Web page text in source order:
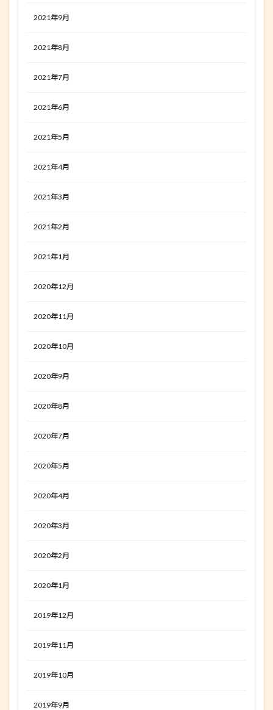
2021年9月
2021年8月
2021年7月
2021年6月
2021年5月
2021年4月
2021年3月
2021年2月
2021年1月
2020年12月
2020年11月
2020年10月
2020年9月
2020年8月
2020年7月
2020年5月
2020年4月
2020年3月
2020年2月
2020年1月
2019年12月
2019年11月
2019年10月
2019年9月